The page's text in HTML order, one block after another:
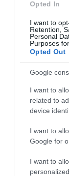
Opted In
I want to
Retention,
Personal
Purposes
Opted Out
Google
I want to
related to
device
I want to
Google for
I want to